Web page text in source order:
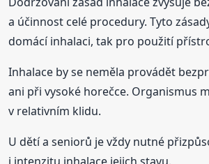
a účinnost celé procedury. Tyto
domácí inhalaci, tak pro použití
Inhalace by se neměla provádět
ani při vysoké horečce. Organismus
v relativním klidu.
U dětí a seniorů je vždy nutné